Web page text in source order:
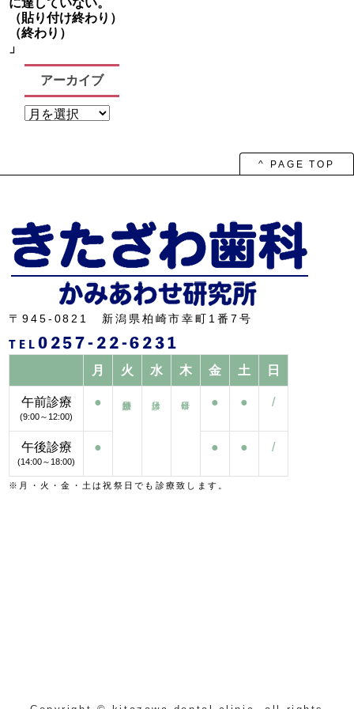
に達していない。
（貼り付け終わり）
（終わり）
」
アーカイブ
ア
ー
^ PAGE TOP
〒945-0821 新潟県柏崎市幸町1番7号
TEL 0257-22-6231
月 火 水 木 金 土 日
午前診療
(9:00～12:00)
● ● ● /
午後診療
(14:00～18:00)
● ● ● /
※月・火・金・土は祝祭日でも診療致します。